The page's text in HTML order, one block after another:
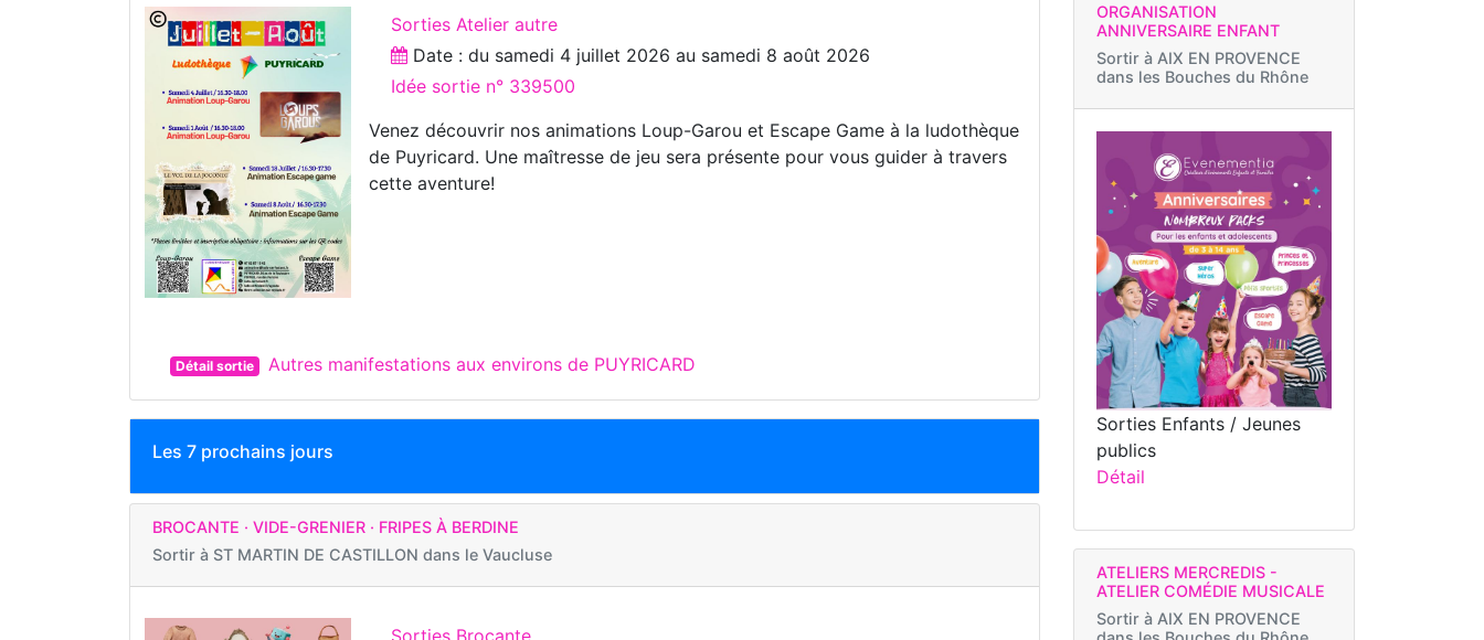
Sorties Atelier autre
Date : du samedi 4 juillet 2026 au samedi 8 août 2026
Idée sortie n° 339500
Venez découvrir nos animations Loup-Garou et Escape Game à la ludothèque
de Puyricard. Une maîtresse de jeu sera présente pour vous guider à travers
cette aventure!
Détail sortie Autres manifestations aux environs de PUYRICARD
Les 7 prochains jours
BROCANTE · VIDE-GRENIER · FRIPES À BERDINE
Sortir à ST MARTIN DE CASTILLON dans le Vaucluse
ORGANISATION
ANNIVERSAIRE ENFANT
Sortir à AIX EN PROVENCE
dans les Bouches du Rhône
Sorties Enfants / Jeunes
publics
Détail
ATELIERS MERCREDIS -
ATELIER COMÉDIE MUSICALE
Sortir à AIX EN PROVENCE